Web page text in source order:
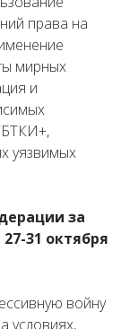
права на
мирных
и
+,
уязвимых
за
27-31 октября
войну
условиях,